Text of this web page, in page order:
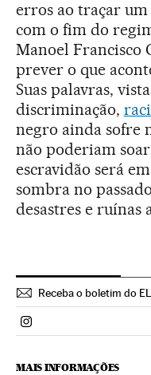
erros ao traçar
com o fim do
Manoel Francisco
prever o que
Suas palavras,
discriminação,
negro ainda sofre
não poderiam soar
escravidão será
sombra no
desastres e ruínas
Receba o boletim do
Politica El País Brasil
MAIS INFORMAÇÕES